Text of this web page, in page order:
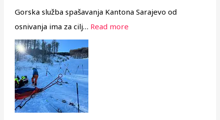
Gorska služba spašavanja Kantona Sarajevo od
osnivanja ima za cilj… Read more